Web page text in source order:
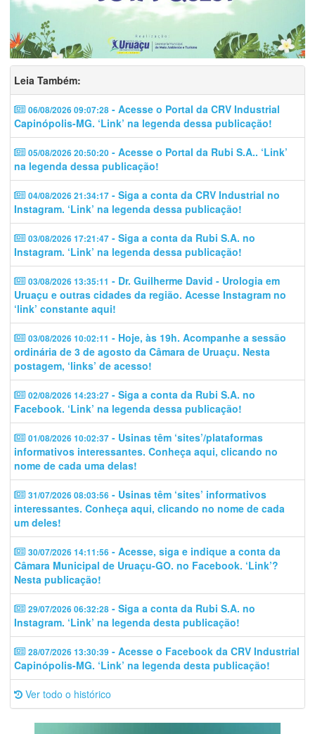
Leia Também:
06/08/2026 09:07:28 - Acesse o Portal da CRV Industrial
Capinópolis-MG. ‘Link’ na legenda dessa publicação!
05/08/2026 20:50:20 - Acesse o Portal da Rubi S.A.. ‘Link’
na legenda dessa publicação!
04/08/2026 21:34:17 - Siga a conta da CRV Industrial no
Instagram. ‘Link’ na legenda dessa publicação!
03/08/2026 17:21:47 - Siga a conta da Rubi S.A. no
Instagram. ‘Link’ na legenda dessa publicação!
03/08/2026 13:35:11 - Dr. Guilherme David - Urologia em
Uruaçu e outras cidades da região. Acesse Instagram no
‘link’ constante aqui!
03/08/2026 10:02:11 - Hoje, às 19h. Acompanhe a sessão
ordinária de 3 de agosto da Câmara de Uruaçu. Nesta
postagem, ‘links’ de acesso!
02/08/2026 14:23:27 - Siga a conta da Rubi S.A. no
Facebook. ‘Link’ na legenda dessa publicação!
01/08/2026 10:02:37 - Usinas têm ‘sites’/plataformas
informativos interessantes. Conheça aqui, clicando no
nome de cada uma delas!
31/07/2026 08:03:56 - Usinas têm ‘sites’ informativos
interessantes. Conheça aqui, clicando no nome de cada
um deles!
30/07/2026 14:11:56 - Acesse, siga e indique a conta da
Câmara Municipal de Uruaçu-GO. no Facebook. ‘Link’?
Nesta publicação!
29/07/2026 06:32:28 - Siga a conta da Rubi S.A. no
Instagram. ‘Link’ na legenda desta publicação!
28/07/2026 13:30:39 - Acesse o Facebook da CRV Industrial
Capinópolis-MG. ‘Link’ na legenda desta publicação!
Ver todo o histórico